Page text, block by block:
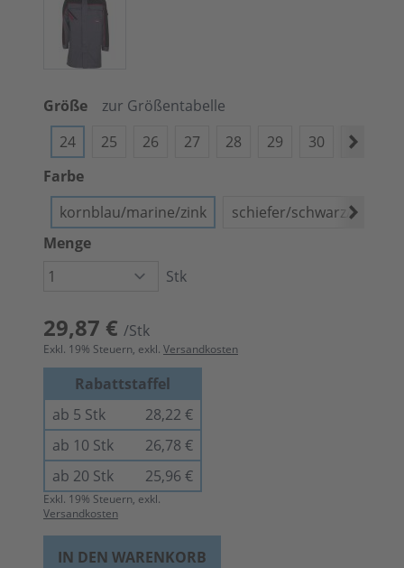
Größe
zur Größentabelle
24
25 26 27 28 29 30 38
Farbe
kornblau/marine/zink
schiefer/schwarz/rot
Menge
Stk
29,87 € /Stk
Exkl. 19% Steuern, exkl. Versandkosten
Rabattstaffel
ab 5 Stk
28,22 €
ab 10 Stk
26,78 €
ab 20 Stk
25,96 €
Exkl. 19% Steuern, exkl.
Versandkosten
IN DEN WARENKORB